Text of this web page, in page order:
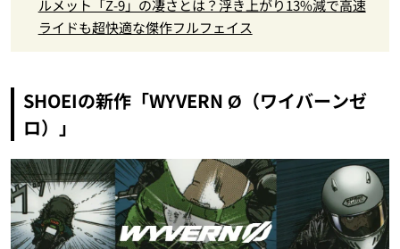
ルメット「Z-9」の凄さとは？浮き上がり13%減で高速
ライドも超快適な傑作フルフェイス
SHOEIの新作「WYVERN Ø（ワイバーンゼ
ロ）」